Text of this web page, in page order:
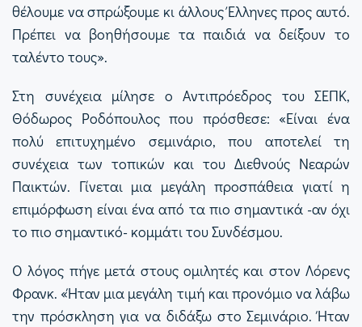
θέλουμε να σπρώξουμε κι άλλους Έλληνες προς αυτό.
Πρέπει να βοηθήσουμε τα παιδιά να δείξουν το
ταλέντο τους».
Στη συνέχεια μίλησε ο Αντιπρόεδρος του ΣΕΠΚ,
Θόδωρος Ροδόπουλος που πρόσθεσε: «Είναι ένα
πολύ επιτυχημένο σεμινάριο, που αποτελεί τη
συνέχεια των τοπικών και του Διεθνούς Νεαρών
Παικτών. Γίνεται μια μεγάλη προσπάθεια γιατί η
επιμόρφωση είναι ένα από τα πιο σημαντικά -αν όχι
το πιο σημαντικό- κομμάτι του Συνδέσμου.
Ο λόγος πήγε μετά στους ομιλητές και στον Λόρενς
Φρανκ. «Ήταν μια μεγάλη τιμή και προνόμιο να λάβω
την πρόσκληση για να διδάξω στο Σεμινάριο. Ήταν